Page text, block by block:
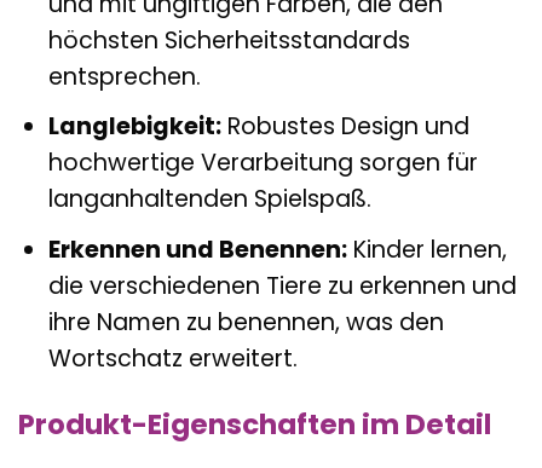
höchsten Sicherheitsstandards
entsprechen.
Langlebigkeit:Robustes Design und
hochwertige Verarbeitung sorgen für
langanhaltenden Spielspaß.
Erkennen und Benennen:Kinder lernen,
die verschiedenen Tiere zu erkennen und
ihre Namen zu benennen, was den
Wortschatz erweitert.
Produkt-Eigenschaften im Detail